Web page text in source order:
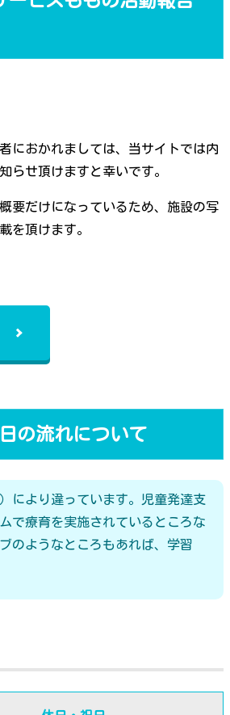
におかれましては、当サイトでは内
らせ頂けますと幸いです。
要だけになっているため、施設の写
を頂けます。
の流れについて
により違っています。児童発達支
で療育を実施されているところな
のようなところもあれば、学習